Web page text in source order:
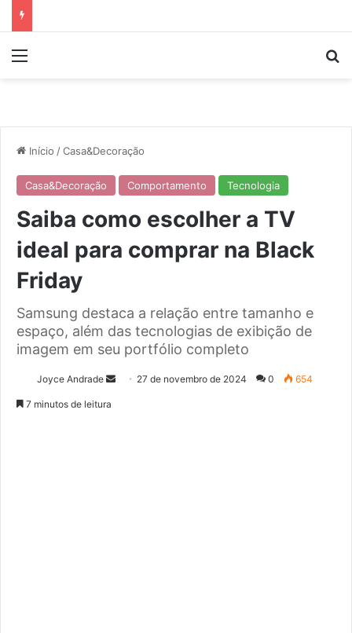
Início /Casa&Decoração
Casa&Decoração Comportamento Tecnologia
Saiba como escolher a TV
ideal para comprar na Black
Friday
Samsung destaca a relação entre tamanho e
espaço, além das tecnologias de exibição de
imagem em seu portfólio completo
Joyce Andrade 27 de novembro de 2024 0 654
7 minutos de leitura